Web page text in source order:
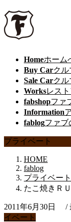
Homeホーム
Buy Carクル
Sale Carクル
Worksレス
fabshopファ
Information
fablogファブ
プライベート
HOME
fablog
プライベート
たこ焼きＲ
2011年6月30日 /
イベート